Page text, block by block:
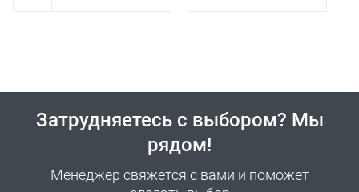
Затрудняетесь с выбором? Мы
рядом!
Менеджер свяжется с вами и поможет